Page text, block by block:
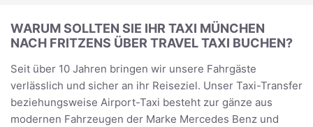
WARUM SOLLTEN SIE IHR TAXI MÜNCHEN
NACH FRITZENS ÜBER TRAVEL TAXI BUCHEN?
Seit über 10 Jahren bringen wir unsere Fahrgäste
verlässlich und sicher an ihr Reiseziel. Unser Taxi-Transfer
beziehungsweise Airport-Taxi besteht zur gänze aus
modernen Fahrzeugen der Marke Mercedes Benz und